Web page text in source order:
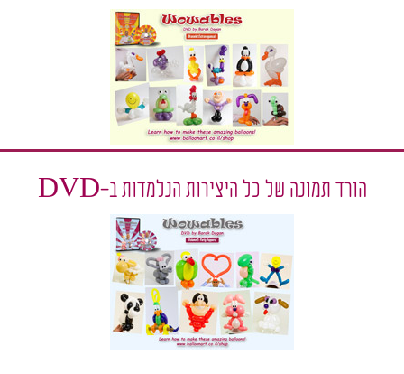
הורד תמונה של כל היצירות הנלמדות ב-DVD